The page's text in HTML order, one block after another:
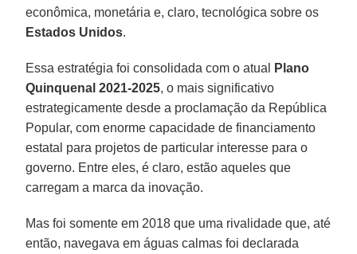
econômica, monetária e, claro, tecnológica sobre os
Estados Unidos.
Essa estratégia foi consolidada com o atual
Plano
Quinquenal 2021-2025, o mais significativo
estrategicamente desde a proclamação da República
Popular, com enorme capacidade de financiamento
estatal para projetos de particular interesse para o
governo. Entre eles, é claro, estão aqueles que
carregam a marca da inovação.
Mas foi somente em 2018 que uma rivalidade que, até
então, navegava em águas calmas foi declarada